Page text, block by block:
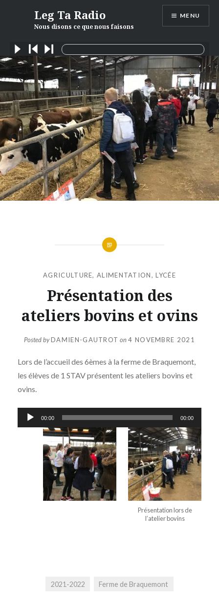
Leg Ta Radio
Nous disons ce que nous faisons
MENU
AGRICULTURE,ALIMENTATION,LYCÉE
Présentation des
ateliers bovins et ovins
Posted byDAMIEN-GAUTROT on 4 NOVEMBRE 2021
Lors de l’accueil des 6èmes à la ferme de Braquemont,
les élèves de 1 STAV présentent les ateliers bovins et
ovins.
Lecteur
audio
00:00 00:00
Présentation lors de
l’atelier bovins
2021-2022 Ferme de Braquemont